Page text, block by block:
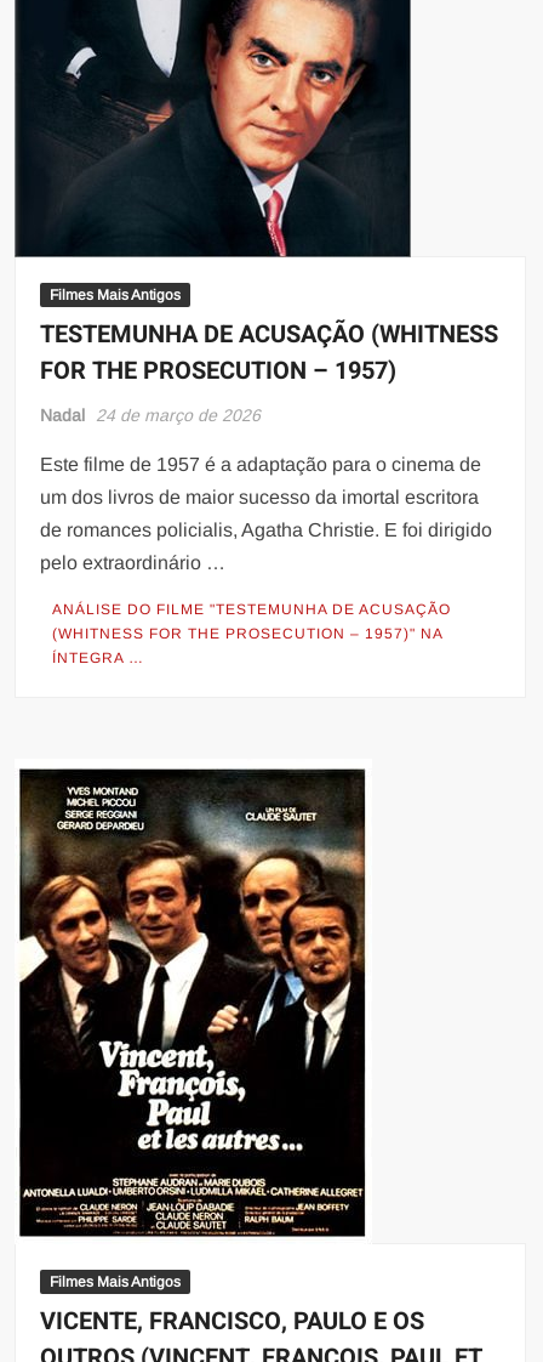
Filmes Mais Antigos
TESTEMUNHA DE ACUSAÇÃO (WHITNESS
FOR THE PROSECUTION – 1957)
Nadal 24 de março de 2026
Este filme de 1957 é a adaptação para o cinema de
um dos livros de maior sucesso da imortal escritora
de romances policialis, Agatha Christie. E foi dirigido
pelo extraordinário …
ANÁLISE DO FILME "TESTEMUNHA DE ACUSAÇÃO
(WHITNESS FOR THE PROSECUTION – 1957)" NA
ÍNTEGRA …
Filmes Mais Antigos
VICENTE, FRANCISCO, PAULO E OS